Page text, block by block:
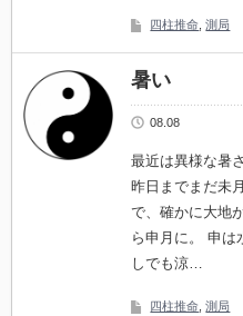
四柱推命 ,測局
暑い
08.08
最近は異様な暑
昨日までまだ未
で、確かに大地
ら申月に。 申は
しでも涼…
四柱推命 ,測局